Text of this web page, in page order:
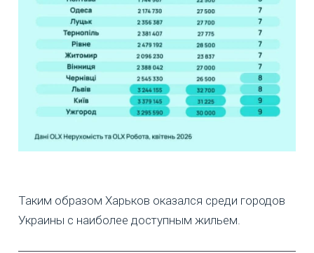
Таким образом Харьков оказался среди городов
Украины с наиболее доступным жильем.